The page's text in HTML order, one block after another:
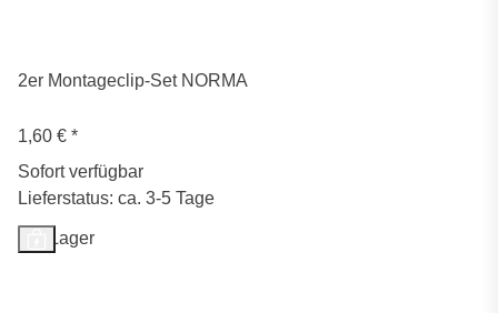
2er Montageclip-Set NORMA
1,60 € *
Sofort verfügbar
Lieferstatus: ca. 3-5 Tage
Auf Lager